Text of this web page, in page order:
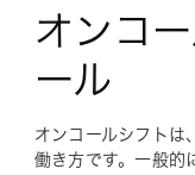
オンコ
ール
オンコールシフトは
働き方です。一般的